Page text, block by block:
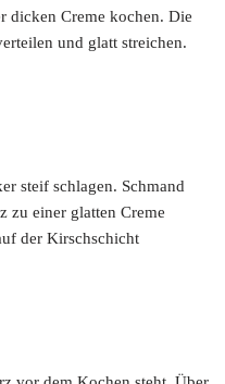
dicken Creme kochen. Die
und glatt streichen.
steif schlagen. Schmand
zu einer glatten Creme
der Kirschschicht